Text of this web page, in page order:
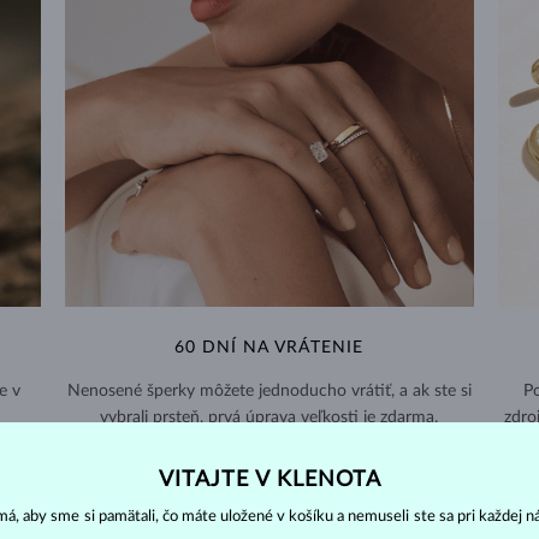
v
60 DNÍ NA VRÁTENIE
Nenosené šperky môžete jednoducho vrátiť, a ak ste si
vybrali prsteň, prvá úprava veľkosti je zdarma.
VITAJTE V KLENOTA
aby sme si pamätali, čo máte uložené v košíku a nemuseli ste sa pri každej